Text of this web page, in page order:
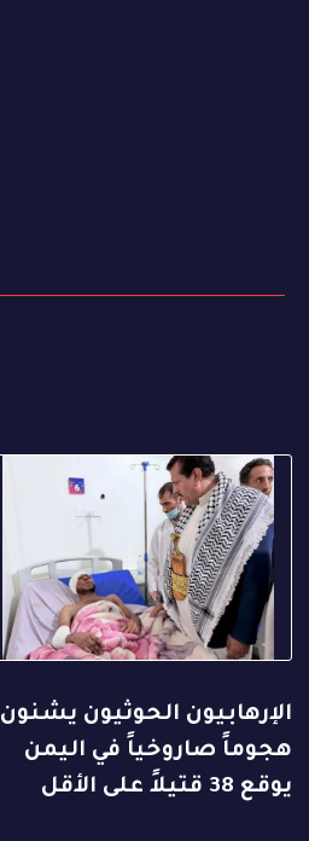
الإرهابيون الحوثيون يشنون
هجوماً صاروخياً في اليمن
يوقع 38 قتيلاً على الأقل